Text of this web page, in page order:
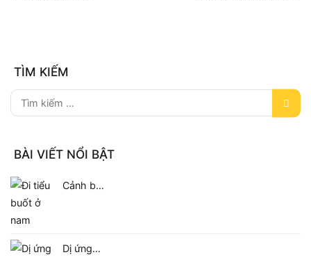
TÌM KIẾM
BÀI VIẾT NỔI BẬT
Cảnh b…
Dị ứng…